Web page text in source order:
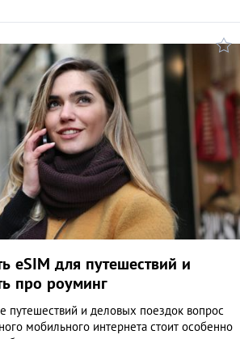
eSIM для путешествий и
про роуминг
путешествий и деловых поездок вопрос
мобильного интернета стоит особенно